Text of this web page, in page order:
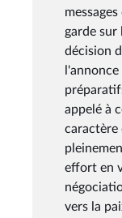
garde sur
décision
l'annonce
appelé à
caractère
effort en
vers la